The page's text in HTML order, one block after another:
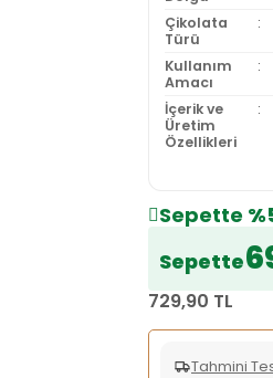
Çikolata
Türü
Kullanım
Amacı
İçerik ve
Üretim
Özellikleri
Sepette
Sepette
729,90 TL
Tahmini